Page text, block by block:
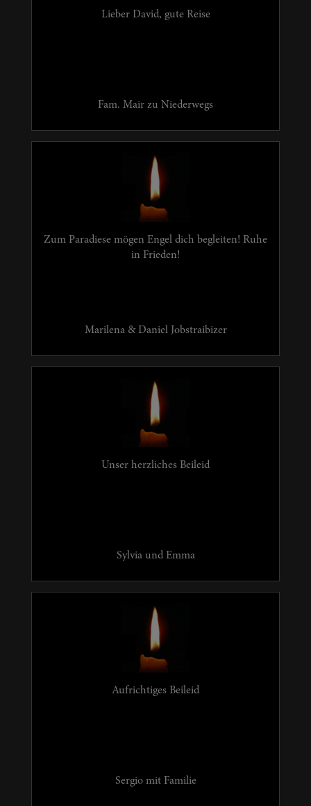
Lieber David, gute Reise
Fam. Mair zu Niederwegs
Zum Paradiese mögen Engel dich begleiten! Ruhe
in Frieden!
Marilena & Daniel Jobstraibizer
Unser herzliches Beileid
Sylvia und Emma
Aufrichtiges Beileid
Sergio mit Familie